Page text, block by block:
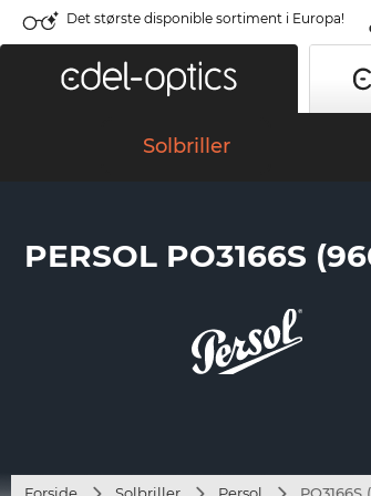
Det største disponible sortiment i Europa!
Solbriller
PERSOL PO3166S